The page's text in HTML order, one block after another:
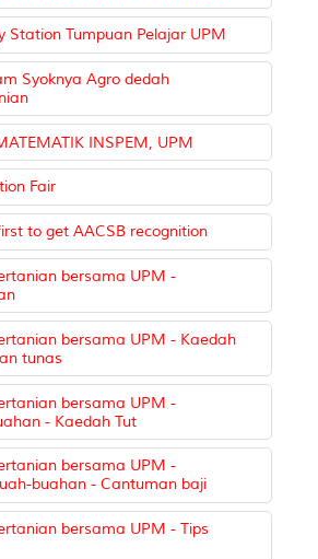
Station Tumpuan Pelajar UPM
Syoknya Agro dedah
INSPEM, UPM
Fair
to get AACSB recognition
bersama UPM -
bersama UPM - Kaedah
tunas
bersama UPM -
- Kaedah Tut
bersama UPM -
buahan - Cantuman baji
bersama UPM - Tips